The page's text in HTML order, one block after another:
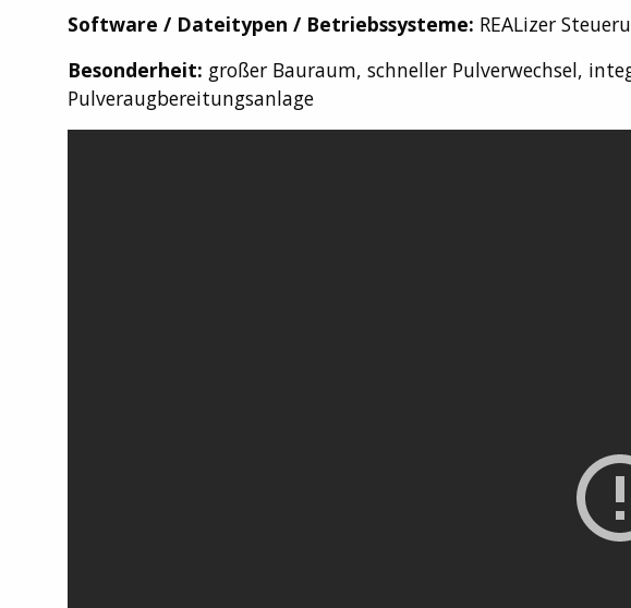
Software / Dateitypen / Betriebssysteme: REALizer
Besonderheit: großer Bauraum, schneller Pulverwechsel,
Pulveraugbereitungsanlage